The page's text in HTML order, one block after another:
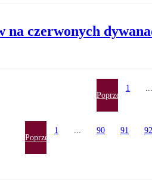
czerwonych
Poprzednia
1 ...
Poprzednia
1 ... 90 91 92